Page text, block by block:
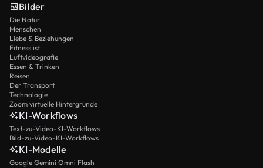
Bilder
Die Natur
Menschen
Liebe & Beziehungen
Fitness ist
Luftvideografie
Essen & Trinken
Reisen
Der Transport
Technologie
Zoom virtuelle Hintergründe
KI-Workflows
Text-zu-Video-KI-Workflows
Bild-zu-Video-KI-Workflows
KI-Modelle
Google Gemini Omni Flash